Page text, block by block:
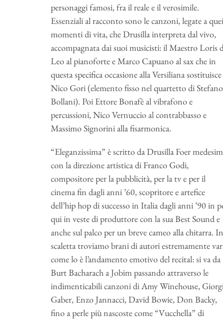
personaggi famosi, fra il reale e il verosimile.
Essenziali al racconto sono le canzoni, legate a quei
momenti di vita, che Drusilla interpreta dal vivo,
accompagnata dai suoi musicisti: il Maestro Loris
Leo al pianoforte e Marco Capuano al sax che in
questa specifica occasione alla Versiliana sostituisce
Nico Gori (elemento fisso nel quartetto di Stefano
Bollani). Poi Ettore Bonafè al vibrafono e
percussioni, Nico Vernuccio al contrabbasso e
Massimo Signorini alla fisarmonica.
“Eleganzissima” è scritto da Drusilla Foer
con la direzione artistica di Franco Godi,
compositore per la pubblicità, per la tv e per il
cinema fin dagli anni ’60, scopritore e artefice
dell’hip hop di successo in Italia dagli anni ’90 in
qui in veste di produttore con la sua Best Sound e
anche sul palco per un breve cameo alla chitarra. In
scaletta troviamo brani di autori estremamente
come lo è l’andamento emotivo del recital: si va da
Burt Bacharach a Jobim passando attraverso le
indimenticabili canzoni di Amy Winehouse,
Gaber, Enzo Jannacci, David Bowie, Don Backy,
fino a perle più nascoste come “Vucchella” di